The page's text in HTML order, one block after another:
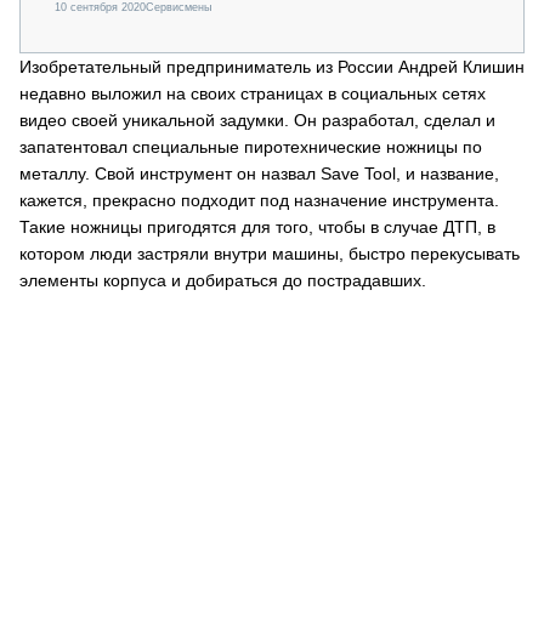
10 сентября 2020Сервисмены
Изобретательный предприниматель из России Андрей Клишин
недавно выложил на своих страницах в социальных сетях
видео своей уникальной задумки. Он разработал, сделал и
запатентовал специальные пиротехнические ножницы по
металлу. Свой инструмент он назвал Save Tool, и название,
кажется, прекрасно подходит под назначение инструмента.
Такие ножницы пригодятся для того, чтобы в случае ДТП, в
котором люди застряли внутри машины, быстро перекусывать
элементы корпуса и добираться до пострадавших.